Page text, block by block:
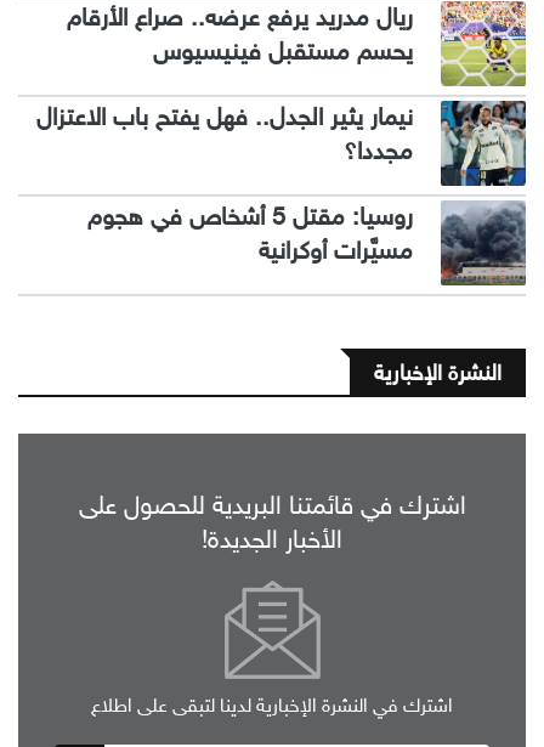
ريال مدريد يرفع عرضه.. صراع الأرقام
يحسم مستقبل فينيسيوس
نيمار يثير الجدل.. فهل يفتح باب الاعتزال
مجددا؟
روسيا: مقتل 5 أشخاص في هجوم
مسيَّرات أوكرانية
النشرة الإخبارية
اشترك في قائمتنا البريدية للحصول على
الأخبار الجديدة!
اشترك في النشرة الإخبارية لدينا لتبقى على اطلاع